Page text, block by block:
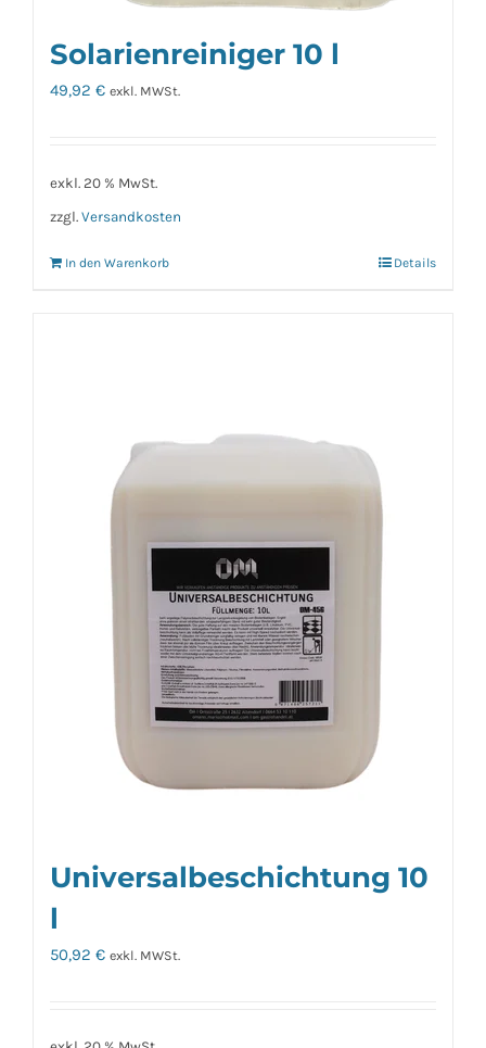
Solarienreiniger 10 l
49,92 € exkl. MWSt.
exkl. 20 % MwSt.
zzgl. Versandkosten
In den Warenkorb Details
Universalbeschichtung 10
l
50,92 € exkl. MWSt.